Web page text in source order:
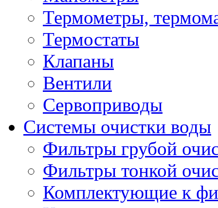
Термометры,
Термостаты
Клапаны
Вентили
Сервоприводы
Системы очистки воды
Фильтры грубой
Фильтры тонкой
Комплектующие к